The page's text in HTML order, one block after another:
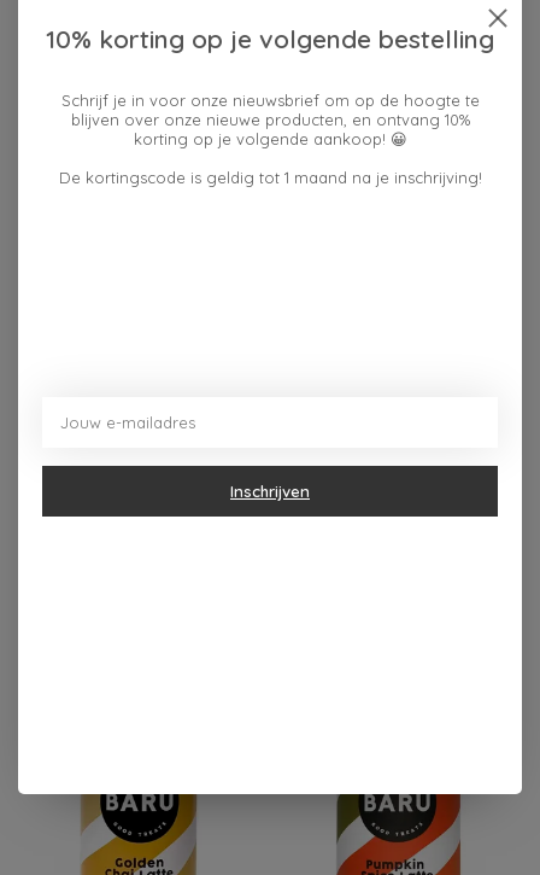
alternatieven.
Cacaobestanddelen: minimaal 64%.
ookmelk , noten, soja,glutenen pinda's worden
Koolhydraat
2,2 gram
0,01 gram
10% korting op je volgende bestelling
Schrijf je in voor onze nieuwsbrief om op de hoogte te
blijven over onze nieuwe producten, en ontvang 10%
korting op je volgende aankoop! 😀
De kortingscode is geldig tot 1 maand na je inschrijving!
Inschrijven